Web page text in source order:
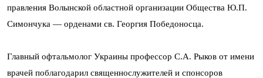
правления Волынской областной организации Общества Ю.П.
Симончука — орденами св. Георгия Победоносца.
Главный офтальмолог Украины профессор С.А. Рыков от имени
врачей поблагодарил священнослужителей и спонсоров